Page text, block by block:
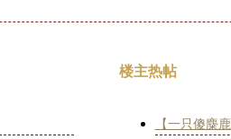
楼主热帖
【一只傻麋